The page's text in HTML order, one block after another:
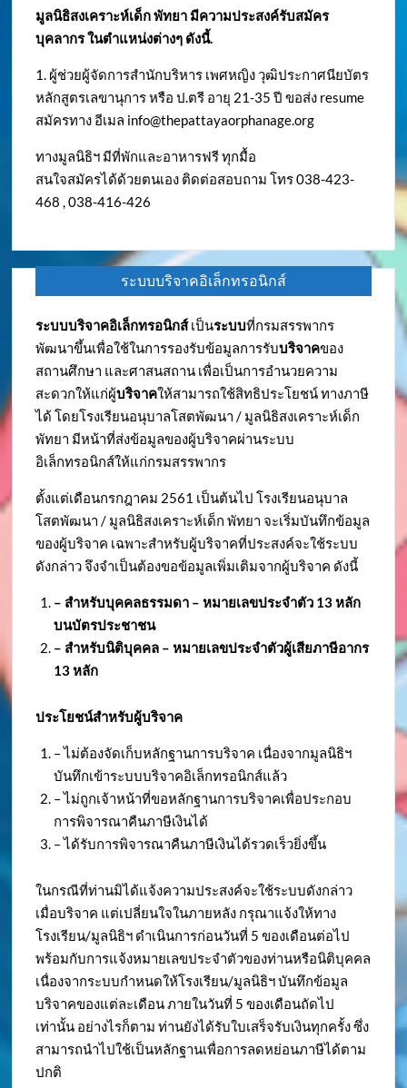
มูลนิธิสงเคราะห์เด็ก พัทยา มีความประสงค์รับสมัคร
บุคลากร ในตำแหน่งต่างๆ ดังนี้.
1. ผู้ช่วยผู้จัดการสำนักบริหาร เพศหญิง วุฒิประกาศนียบัตร
หลักสูตรเลขานุการ หรือ ป.ตรี อายุ 21-35 ปี ขอส่ง resume
สมัครทาง อีเมล info@thepattayaorphanage.org
ทางมูลนิธิฯ มีที่พักและอาหารฟรี ทุกมื้อ
สนใจสมัครได้ด้วยตนเอง ติดต่อสอบถาม โทร 038-423-
468 , 038-416-426
ระบบบริจาคอิเล็กทรอนิกส์
ระบบบริจาคอิเล็กทรอนิกส์เป็นระบบที่กรมสรรพากร
พัฒนาขึ้นเพื่อใช้ในการรองรับข้อมูลการรับบริจาคของ
สถานศึกษา และศาสนสถาน เพื่อเป็นการอำนวยความ
สะดวกให้แก่ผู้บริจาคให้สามารถใช้สิทธิประโยชน์ ทางภาษี
ได้ โดยโรงเรียนอนุบาลโสตพัฒนา / มูลนิธิสงเคราะห์เด็ก
พัทยา มีหน้าที่ส่งข้อมูลของผู้บริจาคผ่านระบบ
อิเล็กทรอนิกส์ให้แก่กรมสรรพากร
ตั้งแต่เดือนกรกฎาคม 2561 เป็นต้นไป โรงเรียนอนุบาล
โสตพัฒนา / มูลนิธิสงเคราะห์เด็ก พัทยา จะเริ่มบันทึกข้อมูล
ของผู้บริจาค เฉพาะสำหรับผู้บริจาคที่ประสงค์จะใช้ระบบ
ดังกล่าว จึงจำเป็นต้องขอข้อมูลเพิ่มเติมจากผู้บริจาค ดังนี้
– สำหรับบุคคลธรรมดา – หมายเลขประจำตัว 13 หลัก
บนบัตรประชาชน
– สำหรับนิติบุคคล – หมายเลขประจำตัวผู้เสียภาษีอากร
13 หลัก
ประโยชน์สำหรับผู้บริจาค
– ไม่ต้องจัดเก็บหลักฐานการบริจาค เนื่องจากมูลนิธิฯ
บันทึกเข้าระบบบริจาคอิเล็กทรอนิกส์แล้ว
– ไม่ถูกเจ้าหน้าที่ขอหลักฐานการบริจาคเพื่อประกอบ
การพิจารณาคืนภาษีเงินได้
– ได้รับการพิจารณาคืนภาษีเงินได้รวดเร็วยิ่งขึ้น
ในกรณีที่ท่านมิได้แจ้งความประสงค์จะใช้ระบบดังกล่าว
เมื่อบริจาค แต่เปลี่ยนใจในภายหลัง กรุณาแจ้งให้ทาง
โรงเรียน/มูลนิธิฯ ดำเนินการก่อนวันที่ 5 ของเดือนต่อไป
พร้อมกับการแจ้งหมายเลขประจำตัวของท่านหรือนิติบุคคล
เนื่องจากระบบกำหนดให้โรงเรียน/มูลนิธิฯ บันทึกข้อมูล
บริจาคของแต่ละเดือน ภายในวันที่ 5 ของเดือนถัดไป
เท่านั้น อย่างไรก็ตาม ท่านยังได้รับใบเสร็จรับเงินทุกครั้ง ซึ่ง
สามารถนำไปใช้เป็นหลักฐานเพื่อการลดหย่อนภาษีได้ตาม
ปกติ